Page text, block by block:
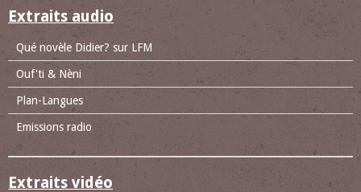
Extraits audio
Qué novèle Didier? sur LFM
Ouf'ti & Nèni
Plan-Langues
Emissions radio
Extraits vidéo